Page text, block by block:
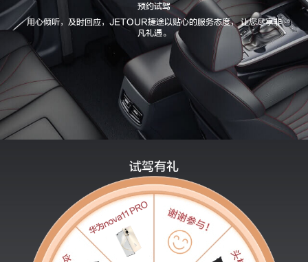
预约试驾
用心倾听，及时回应，JETOUR捷途以贴心的服务态度， 让您尽享非
凡礼遇。
试驾有礼